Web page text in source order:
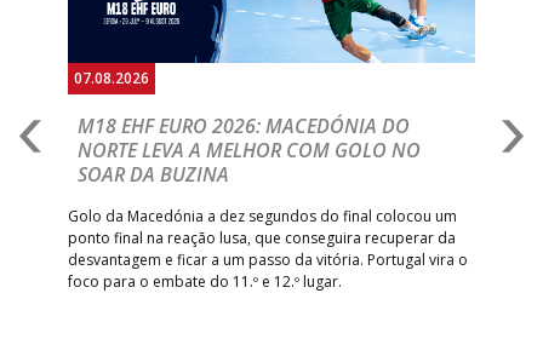
07.08.2026
M18 EHF EURO 2026: MACEDÓNIA DO
NORTE LEVA A MELHOR COM GOLO NO
SOAR DA BUZINA
Golo da Macedónia a dez segundos do final colocou um
ponto final na reação lusa, que conseguira recuperar da
desvantagem e ficar a um passo da vitória. Portugal vira o
foco para o embate do 11.º e 12.º lugar.